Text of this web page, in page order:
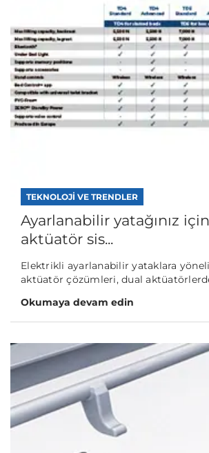
TEKNOLOJI VE TRENDLER
Ayarlanabilir yatağınız
aktüatör sis...
Elektrikli ayarlanabilir yataklara
aktüatör çözümleri, dual
Okumaya devam edin